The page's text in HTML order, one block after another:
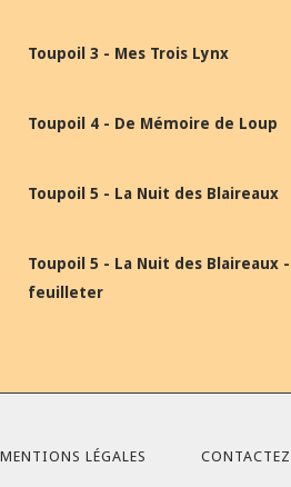
Toupoil 3 - Mes Trois Lynx
Toupoil 4 - De Mémoire de Loup
Toupoil 5 - La Nuit des Blaireaux
Toupoil 5 - La Nuit des Blaireaux
feuilleter
MENTIONS LÉGALES